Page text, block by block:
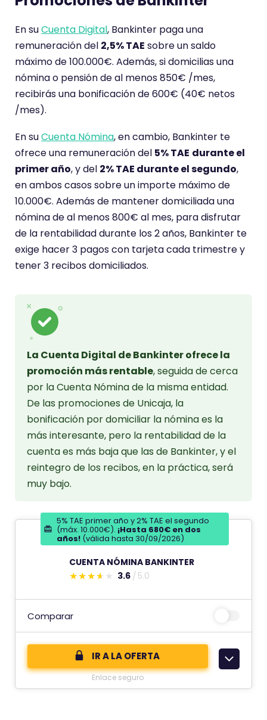
En suCuenta Digital, Bankinter paga una
remuneración del 2,5% TAE sobre un saldo
máximo de 100.000€. Además, si domicilias una
nómina o pensión de al menos 850€ /mes,
recibirás una bonificación de 600€ (40€ netos
/mes).
En suCuenta Nómina, en cambio, Bankinter te
ofrece una remuneración del 5% TAE durante el
primer año, y del 2% TAE durante el segundo,
en ambos casos sobre un importe máximo de
10.000€. Además de mantener domiciliada una
nómina de al menos 800€ al mes, para disfrutar
de la rentabilidad durante los 2 años, Bankinter te
exige hacer 3 pagos con tarjeta cada trimestre y
tener 3 recibos domiciliados.
La Cuenta Digital de Bankinter ofrece la
promoción más rentable, seguida de cerca
por la Cuenta Nómina de la misma entidad.
De las promociones de Unicaja, la
bonificación por domiciliar la nómina es la
más interesante, pero la rentabilidad de la
cuenta es más baja que las de Bankinter, y el
reintegro de los recibos, en la práctica, será
muy bajo.
5% TAE primer año y 2% TAE el segundo
(máx. 10.000€). ¡Hasta 680€ en dos
años! (válida hasta 30/09/2026)
CUENTA NÓMINA BANKINTER
E
s
t
e
c
3.6 5.0
Comparar
IR A LA OFERTA
Enlace seguro